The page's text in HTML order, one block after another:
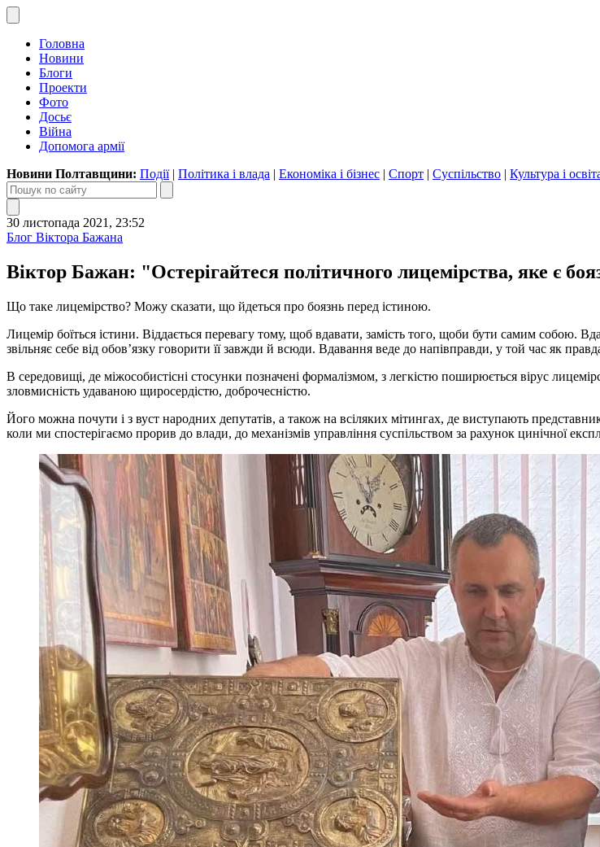
Головна
Новини
Блоги
Проекти
Фото
Досьє
Війна
Допомога армії
Новини Полтавщини: Події| Політика і влада | Економіка і бізнес | Спорт | Суспільство | Культура і
30 листопада 2021, 23:52
Блог Віктора Бажана
Віктор Бажан: "Остерігайтеся політичного лицемірства, яке є
Що таке лицемірство? Можу сказати, що йдеться про боязнь перед істиною.
Лицемір боїться істини. Віддається перевагу тому, щоб вдавати, замість того, щоби бути самим собою.
звільняє себе від обов’язку говорити її завжди й всюди. Вдавання веде до напівправди, у той час як
В середовищі, де міжособистісні стосунки позначені формалізмом, з легкістю поширюється вірус
зловмисність удаваною щиросердістю, доброчесністю.
Його можна почути і з вуст народних депутатів, а також на всіляких мітингах, де виступають
коли ми спостерігаємо прорив до влади, до механізмів управління суспільством за рахунок цинічної